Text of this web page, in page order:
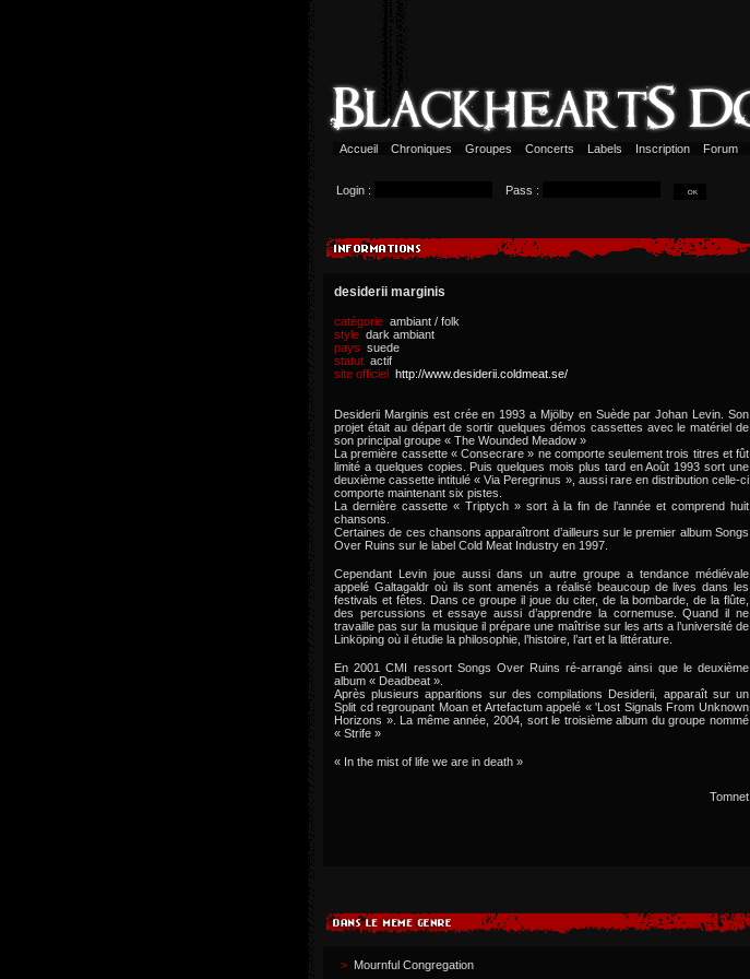
Accueil Chroniques Groupes Concerts Labels Inscription Forum
Login : Pass :
desiderii marginis
catégorie ambiant / folk
style dark ambiant
pays suede
statut actif
site officiel http://www.desiderii.coldmeat.se/
Desiderii Marginis est crée en 1993 a Mjölby en Suède par Johan Levin. Son
projet était au départ de sortir quelques démos cassettes avec le matériel de
son principal groupe « The Wounded Meadow »
La première cassette « Consecrare » ne comporte seulement trois titres et fût
limité a quelques copies. Puis quelques mois plus tard en Août 1993 sort une
deuxième cassette intitulé « Via Peregrinus », aussi rare en distribution celle-ci
comporte maintenant six pistes.
La dernière cassette « Triptych » sort à la fin de l’année et comprend huit
chansons.
Certaines de ces chansons apparaîtront d’ailleurs sur le premier album Songs
Over Ruins sur le label Cold Meat Industry en 1997.
Cependant Levin joue aussi dans un autre groupe a tendance médiévale
appelé Galtagaldr où ils sont amenés a réalisé beaucoup de lives dans les
festivals et fêtes. Dans ce groupe il joue du citer, de la bombarde, de la flûte,
des percussions et essaye aussi d’apprendre la cornemuse. Quand il ne
travaille pas sur la musique il prépare une maîtrise sur les arts a l’université de
Linköping où il étudie la philosophie, l’histoire, l’art et la littérature.
En 2001 CMI ressort Songs Over Ruins ré-arrangé ainsi que le deuxième
album « Deadbeat ».
Après plusieurs apparitions sur des compilations Desiderii, apparaît sur un
Split cd regroupant Moan et Artefactum appelé « 'Lost Signals From Unknown
Horizons ». La même année, 2004, sort le troisième album du groupe nommé
« Strife »
« In the mist of life we are in death »
Tomnet
> Mournful Congregation